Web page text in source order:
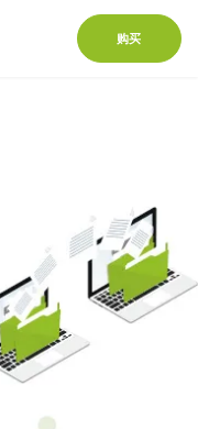
购买